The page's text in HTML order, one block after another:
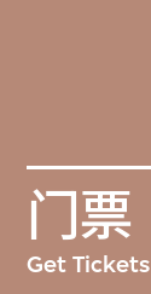
门票
Get Tickets